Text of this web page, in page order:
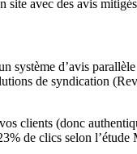
site avec des avis
système d’avis
de syndication
clients (donc
de clics selon l’étude